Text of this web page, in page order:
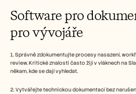
Software pro
pro vývojáře
1. Správně zdokumentujte procesy nasazení,
review. Kritické znalosti často žijí v vláknech na
někam, kde se dají vyhledat.
2. Vytvářejte technickou dokumentaci bez